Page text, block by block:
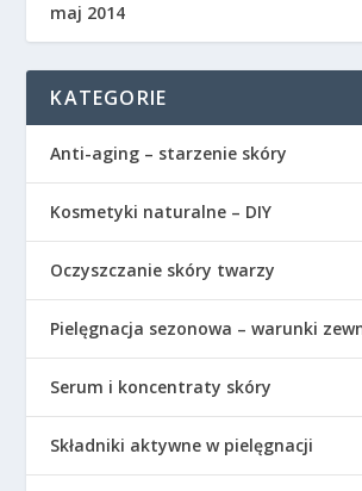
maj 2014
KATEGORIE
Anti-aging – starzenie skóry
Kosmetyki naturalne – DIY
Oczyszczanie skóry twarzy
Pielęgnacja sezonowa – warunki
Serum i koncentraty skóry
Składniki aktywne w pielęgnacji